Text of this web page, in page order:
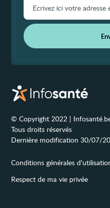
© Copyright 2022 |
Tous droits réservés
Dernière modification 30/07/
Conditions générales
Respect de ma vie privée